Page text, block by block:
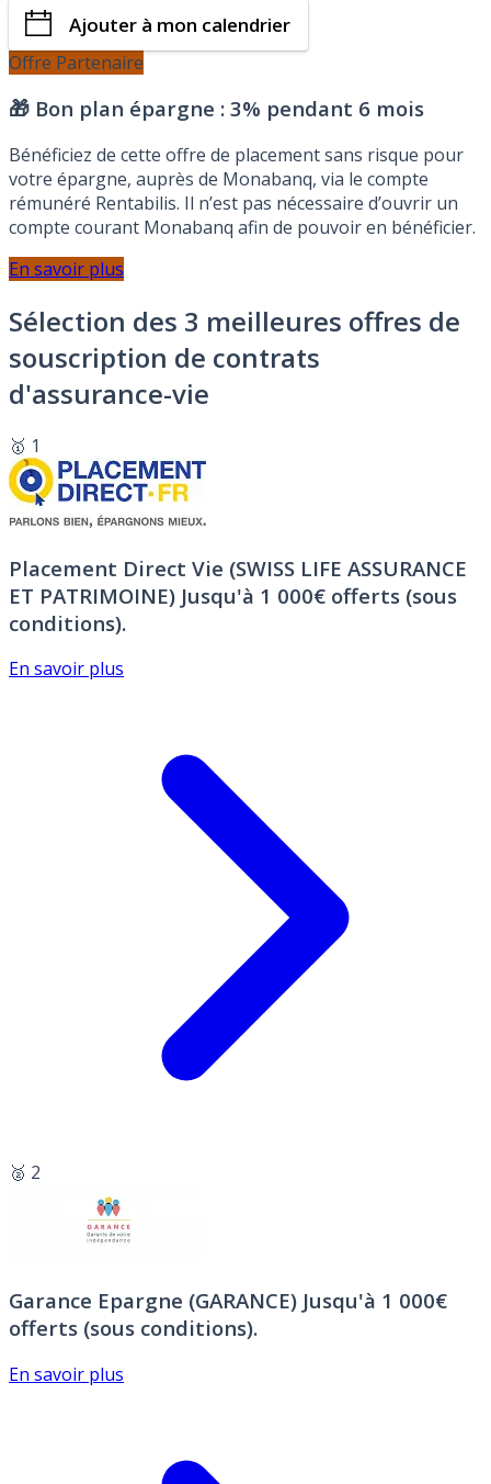
Ajouter à mon calendrier
Offre Partenaire
🎁 Bon plan épargne : 3% pendant 6 mois
Bénéficiez de cette offre de placement sans risque pour
votre épargne, auprès de Monabanq, via le compte
rémunéré Rentabilis. Il n’est pas nécessaire d’ouvrir un
compte courant Monabanq afin de pouvoir en bénéficier.
En savoir plus
Sélection des 3 meilleures offres de
souscription de contrats
d'assurance-vie
🥇 1
Placement Direct Vie (SWISS LIFE ASSURANCE
ET PATRIMOINE) Jusqu'à 1 000€ offerts (sous
conditions).
En savoir plus
🥈 2
Garance Epargne (GARANCE) Jusqu'à 1 000€
offerts (sous conditions).
En savoir plus